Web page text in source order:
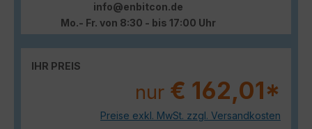
info@enbitcon.de
Mo.- Fr. von 8:30 - bis 17:00 Uhr
IHR PREIS
nur € 162,01*
Preise exkl. MwSt. zzgl. Versandkosten